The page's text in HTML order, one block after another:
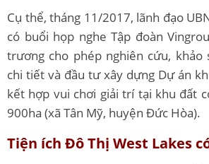
Cụ thể, tháng 11/2017, lãnh đạo
có buổi họp nghe Tập đoàn
trương cho phép nghiên cứu, khảo
chi tiết và đầu tư xây dựng Dự án
kết hợp vui chơi giải trí tại khu đất
900ha (xã Tân Mỹ, huyện Đức Hòa).
Tiện ích Đô Thị West Lakes